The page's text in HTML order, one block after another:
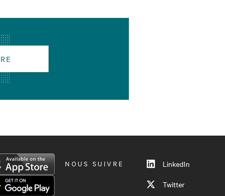
NOUS SUIVRE
LinkedIn
Twitter